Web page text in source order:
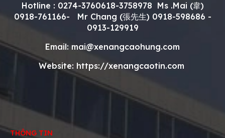
Hotline : 0274-3760618-3758978 Ms .Mai (韋)
0918-761166- Mr Chang (張先生) 0918-598686 -
0913-129919
Email: mai@xenangcaohung.com
Website: https://xenangcaotin.com
THÔNG TIN